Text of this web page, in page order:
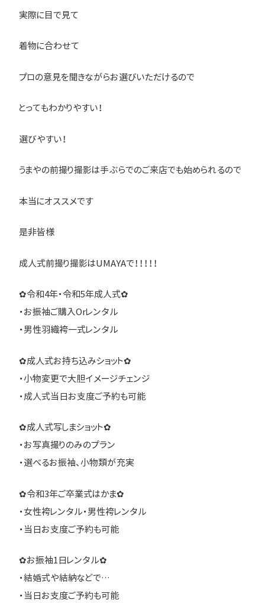
実際に目で見て
着物に合わせて
プロの意見を聞きながらお選びいただけるので
とってもわかりやすい！
選びやすい！
うまやの前撮り撮影は手ぶらでのご来店でも始められるので
本当にオススメです
是非皆様
成人式前撮り撮影はUMAYAで！！！！！
✿令和4年・令和5年成人式✿
・お振袖ご購入Orレンタル
・男性羽織袴一式レンタル
✿成人式お持ち込みショット✿
・小物変更で大胆イメージチェンジ
・成人式当日お支度ご予約も可能
✿成人式写しまショット✿
・お写真撮りのみのプラン
・選べるお振袖、小物類が充実
✿令和3年ご卒業式はかま✿
・女性袴レンタル・男性袴レンタル
・当日お支度ご予約も可能
✿お振袖1日レンタル✿
・結婚式や結納などで…
・当日お支度ご予約も可能